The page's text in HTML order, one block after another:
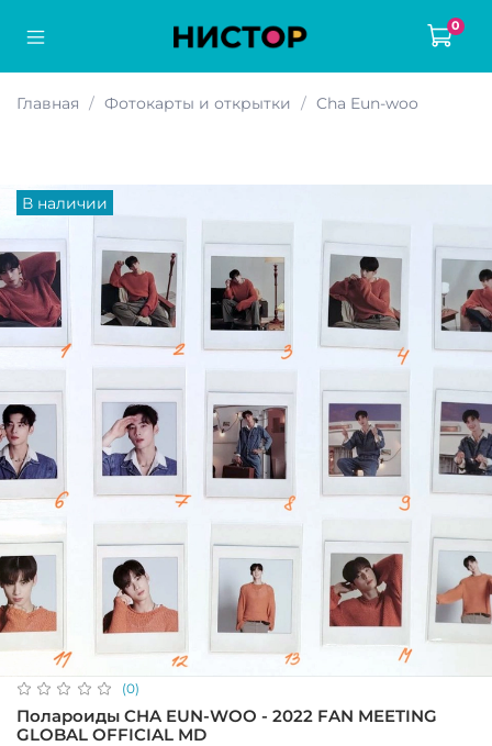
0
Главная Фотокарты и открытки Cha Eun-woo
В наличии
(0)
Полароиды CHA EUN-WOO - 2022 FAN MEETING
GLOBAL OFFICIAL MD